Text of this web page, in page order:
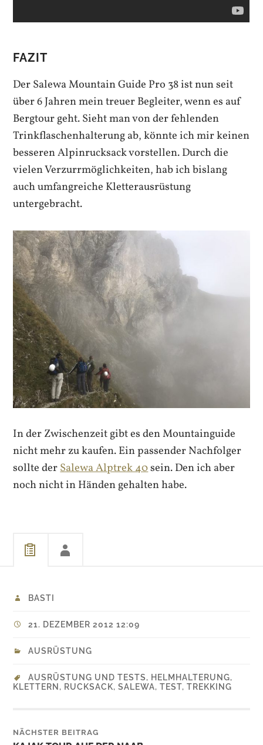
FAZIT
Der Salewa Mountain Guide Pro 38 ist nun seit
über 6 Jahren mein treuer Begleiter, wenn es auf
Bergtour geht. Sieht man von der fehlenden
Trinkflaschenhalterung ab, könnte ich mir keinen
besseren Alpinrucksack vorstellen. Durch die
vielen Verzurrmöglichkeiten, hab ich bislang
auch umfangreiche Kletterausrüstung
untergebracht.
In der Zwischenzeit gibt es den Mountainguide
nicht mehr zu kaufen. Ein passender Nachfolger
sollte derSalewa Alptrek 40sein. Den ich aber
noch nicht in Händen gehalten habe.
BASTI
21. DEZEMBER 2012 12:09
AUSRÜSTUNG
AUSRÜSTUNG UND TESTS, HELMHALTERUNG,
KLETTERN , RUCKSACK,SALEWA,TEST,TREKKING
NÄCHSTER BEITRAG